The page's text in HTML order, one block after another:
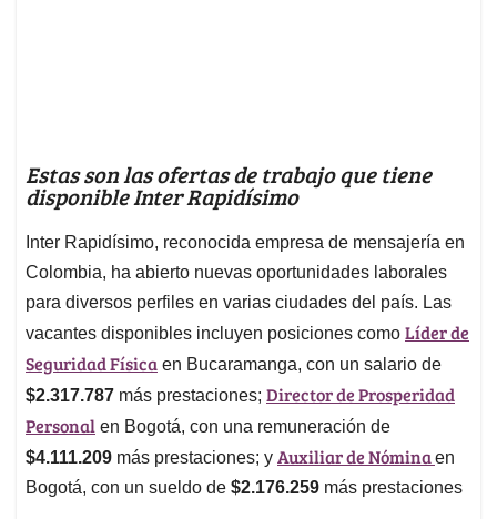
Estas son las ofertas de trabajo que tiene
disponible Inter Rapidísimo
Inter Rapidísimo, reconocida empresa de mensajería en
Colombia, ha abierto nuevas oportunidades laborales
para diversos perfiles en varias ciudades del país. Las
vacantes disponibles incluyen posiciones como Líder de
Seguridad Física en Bucaramanga, con un salario de
$2.317.787 más prestaciones; Director de Prosperidad
Personal en Bogotá, con una remuneración de
$4.111.209 más prestaciones; y Auxiliar de Nóminaen
Bogotá, con un sueldo de $2.176.259 más prestaciones